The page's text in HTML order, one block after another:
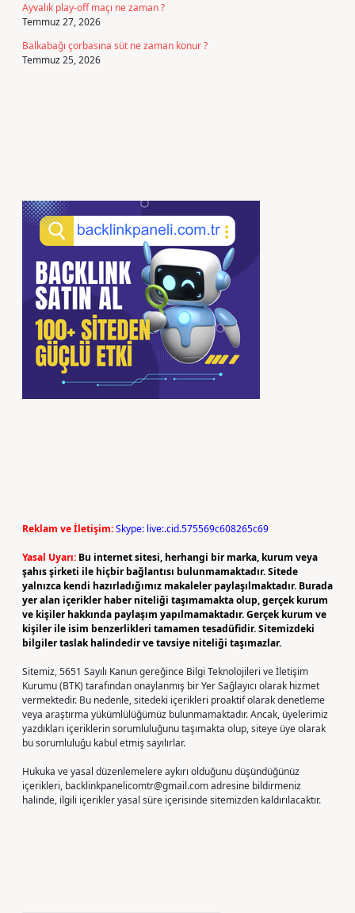
Ayvalık play-off maçı ne zaman ?
Temmuz 27, 2026
Balkabağı çorbasına süt ne zaman konur ?
Temmuz 25, 2026
Reklam ve İletişim:Skype: live:.cid.575569c608265c69
Yasal Uyarı: Bu internet sitesi, herhangi bir marka, kurum veya
şahıs şirketi ile hiçbir bağlantısı bulunmamaktadır. Sitede
yalnızca kendi hazırladığımız makaleler paylaşılmaktadır. Burada
yer alan içerikler haber niteliği taşımamakta olup, gerçek kurum
ve kişiler hakkında paylaşım yapılmamaktadır. Gerçek kurum ve
kişiler ile isim benzerlikleri tamamen tesadüfidir. Sitemizdeki
bilgiler taslak halindedir ve tavsiye niteliği taşımazlar.
Sitemiz, 5651 Sayılı Kanun gereğince Bilgi Teknolojileri ve İletişim
Kurumu (BTK) tarafından onaylanmış bir Yer Sağlayıcı olarak hizmet
vermektedir. Bu nedenle, sitedeki içerikleri proaktif olarak denetleme
veya araştırma yükümlülüğümüz bulunmamaktadır. Ancak, üyelerimiz
yazdıkları içeriklerin sorumluluğunu taşımakta olup, siteye üye olarak
bu sorumluluğu kabul etmiş sayılırlar.
Hukuka ve yasal düzenlemelere aykırı olduğunu düşündüğünüz
içerikleri, backlinkpanelicomtr@gmail.comadresine bildirmeniz
halinde, ilgili içerikler yasal süre içerisinde sitemizden kaldırılacaktır.